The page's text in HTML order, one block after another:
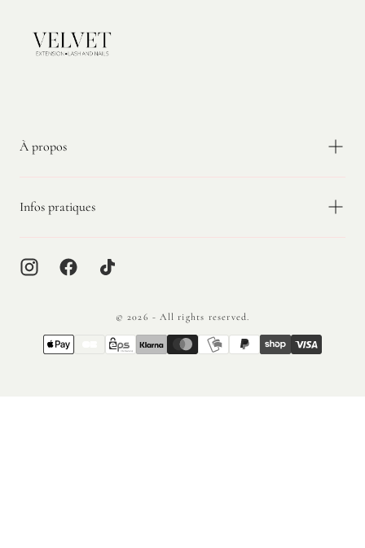
À propos
Infos pratiques
© 2026 - All rights reserved.
{"title"=>"Méthodes